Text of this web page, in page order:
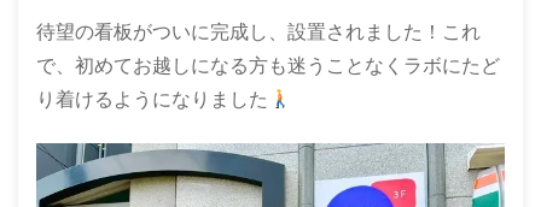
待望の看板がついに完成し、設置されました！これ
で、初めてお越しになる方も迷うことなくラボにたど
り着けるようになりました